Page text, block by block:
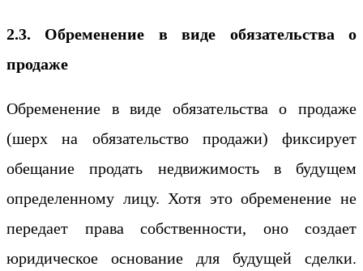
2.3. Обременение в виде обязательства о
продаже
Обременение в виде обязательства о продаже
(шерх на обязательство продажи) фиксирует
обещание продать недвижимость в будущем
определенному лицу. Хотя это обременение не
передает права собственности, оно создает
юридическое основание для будущей сделки.